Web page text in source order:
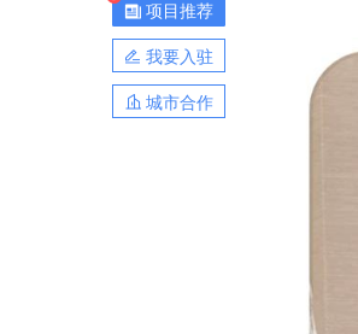
项目推荐
我要入驻
城市合作